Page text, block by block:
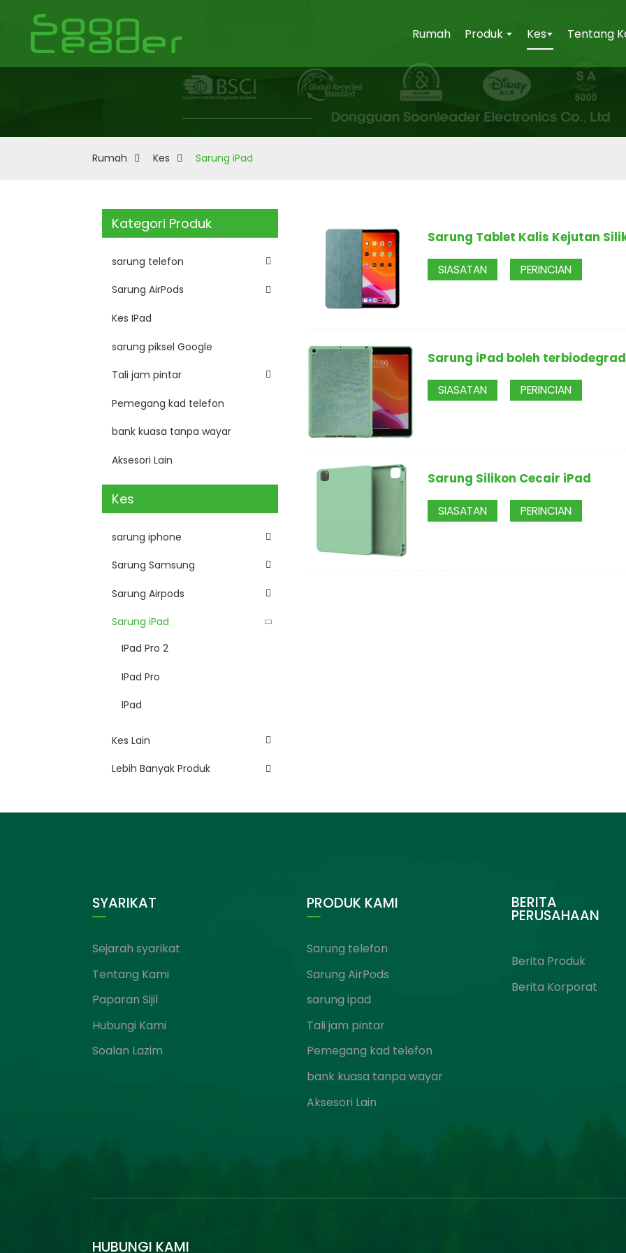
Rumah Produk Kes Tentang
Rumah Kes Sarung iPad
Kategori Produk
sarung telefon
Sarung AirPods
Kes IPad
sarung piksel Google
Tali jam pintar
Pemegang kad telefon
bank kuasa tanpa wayar
Aksesori Lain
Kes
sarung iphone
Sarung Samsung
Sarung Airpods
Sarung iPad
IPad Pro 2
IPad Pro
IPad
Kes Lain
Lebih Banyak Produk
Sarung Tablet Kalis Kejutan
SIASATAN PERINCIAN
Sarung iPad boleh
SIASATAN PERINCIAN
Sarung Silikon Cecair iPad
SIASATAN PERINCIAN
SYARIKAT
Sejarah syarikat
Tentang Kami
Paparan Sijil
Hubungi Kami
Soalan Lazim
PRODUK KAMI
Sarung telefon
Sarung AirPods
sarung ipad
Tali jam pintar
Pemegang kad telefon
bank kuasa tanpa wayar
Aksesori Lain
BERITA
PERUSAHAAN
Berita Produk
Berita Korporat
HUBUNGI KAMI